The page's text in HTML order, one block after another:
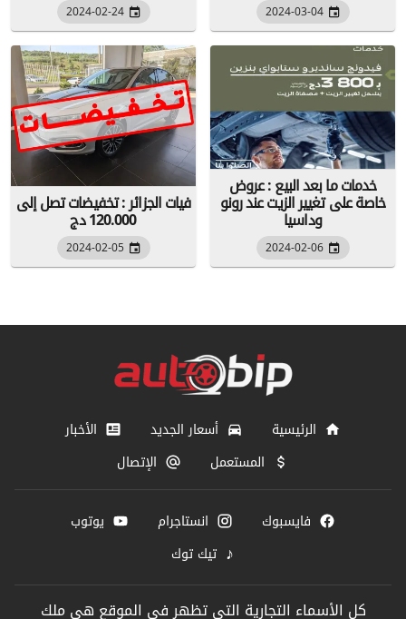
2024-03-04
2024-02-24
خدمات ما بعد البيع : عروض
خاصة على تغيير الزيت عند رونو
وداسيا
2024-02-06
فيات الجزائر : تخفيضات تصل إلى
120.000 دج
2024-02-05
الرئيسية أسعار الجديد
الأخبار
المستعمل
الإتصال
فايسبوك انستاجرام يوتوب
♪ تيك توك
كل الأسماء التجارية التي تظهر في الموقع هي ملك